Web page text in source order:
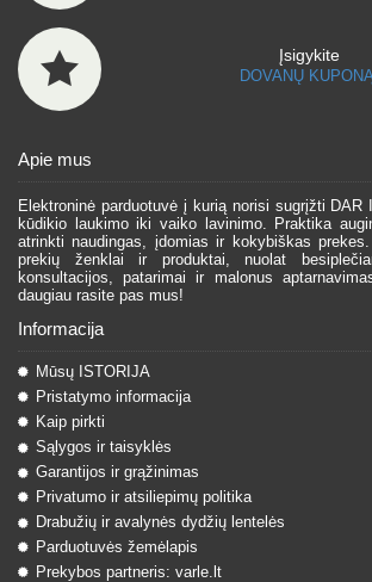
Įsigykite
DOVANŲ
Apie mus
Elektroninė parduotuvė į kurią norisi sugrįžti DAR
kūdikio laukimo iki vaiko lavinimo. Praktika
atrinkti naudingas, įdomias ir kokybiškas
prekių ženklai ir produktai, nuolat
konsultacijos, patarimai ir malonus
daugiau rasite pas mus!
Informacija
Mūsų ISTORIJA
Pristatymo informacija
Kaip pirkti
Sąlygos ir taisyklės
Garantijos ir grąžinimas
Privatumo ir atsiliepimų politika
Drabužių ir avalynės dydžių lentelės
Parduotuvės žemėlapis
Prekybos partneris: varle.lt